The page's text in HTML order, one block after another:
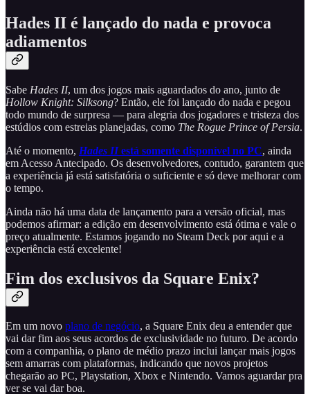
Hades II é lançado do nada e provoca
adiamentos
Sabe Hades II, um dos jogos mais aguardados do ano, junto de
Hollow Knight: Silksong? Então, ele foi lançado do nada e pegou
todo mundo de surpresa — para alegria dos jogadores e tristeza dos
estúdios com estreias planejadas, como The Rogue Prince of Persia.
Até o momento, Hades IIestá somente disponível no PC, ainda
em Acesso Antecipado. Os desenvolvedores, contudo, garantem que
a experiência já está satisfatória o suficiente e só deve melhorar com
o tempo.
Ainda não há uma data de lançamento para a versão oficial, mas
podemos afirmar: a edição em desenvolvimento está ótima e vale o
preço atualmente. Estamos jogando no Steam Deck por aqui e a
experiência está excelente!
Fim dos exclusivos da Square Enix?
Em um novo plano de negócio, a Square Enix deu a entender que
vai dar fim aos seus acordos de exclusividade no futuro. De acordo
com a companhia, o plano de médio prazo inclui lançar mais jogos
sem amarras com plataformas, indicando que novos projetos
chegarão ao PC, Playstation, Xbox e Nintendo. Vamos aguardar pra
ver se vai dar boa.